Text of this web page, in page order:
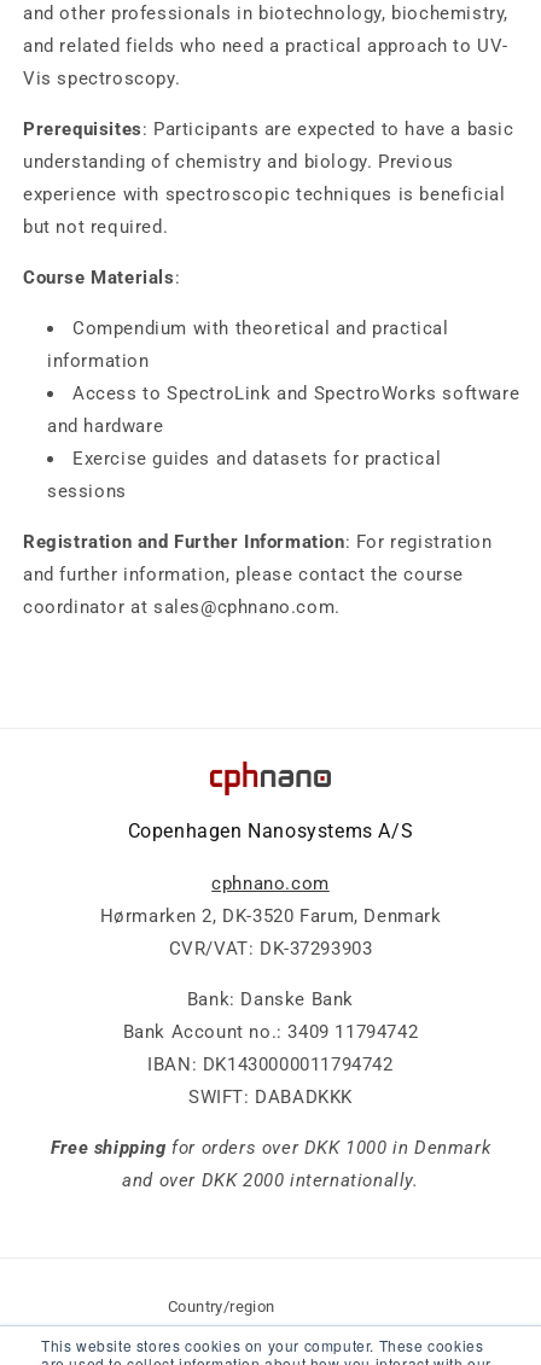
This website stores cookies on your computer. These cookies
and other professionals in biotechnology, biochemistry,
and related fields who need a practical approach to UV-
Vis spectroscopy.
Prerequisites: Participants are expected to have a basic
understanding of chemistry and biology. Previous
experience with spectroscopic techniques is beneficial
but not required.
Course Materials:
Compendium with theoretical and practical
information
Access to SpectroLink and SpectroWorks software
and hardware
Exercise guides and datasets for practical
sessions
Registration and Further Information: For registration
and further information, please contact the course
coordinator at sales@cphnano.com.
Copenhagen Nanosystems A/S
cphnano.com
Hørmarken 2, DK-3520 Farum, Denmark
CVR/VAT: DK-37293903
Bank: Danske Bank
Bank Account no.: 3409 11794742
IBAN: DK1430000011794742
SWIFT: DABADKKK
Free shipping for orders over DKK 1000 in Denmark
and over DKK 2000 internationally.
Country/region
Denmark | DKK kr.